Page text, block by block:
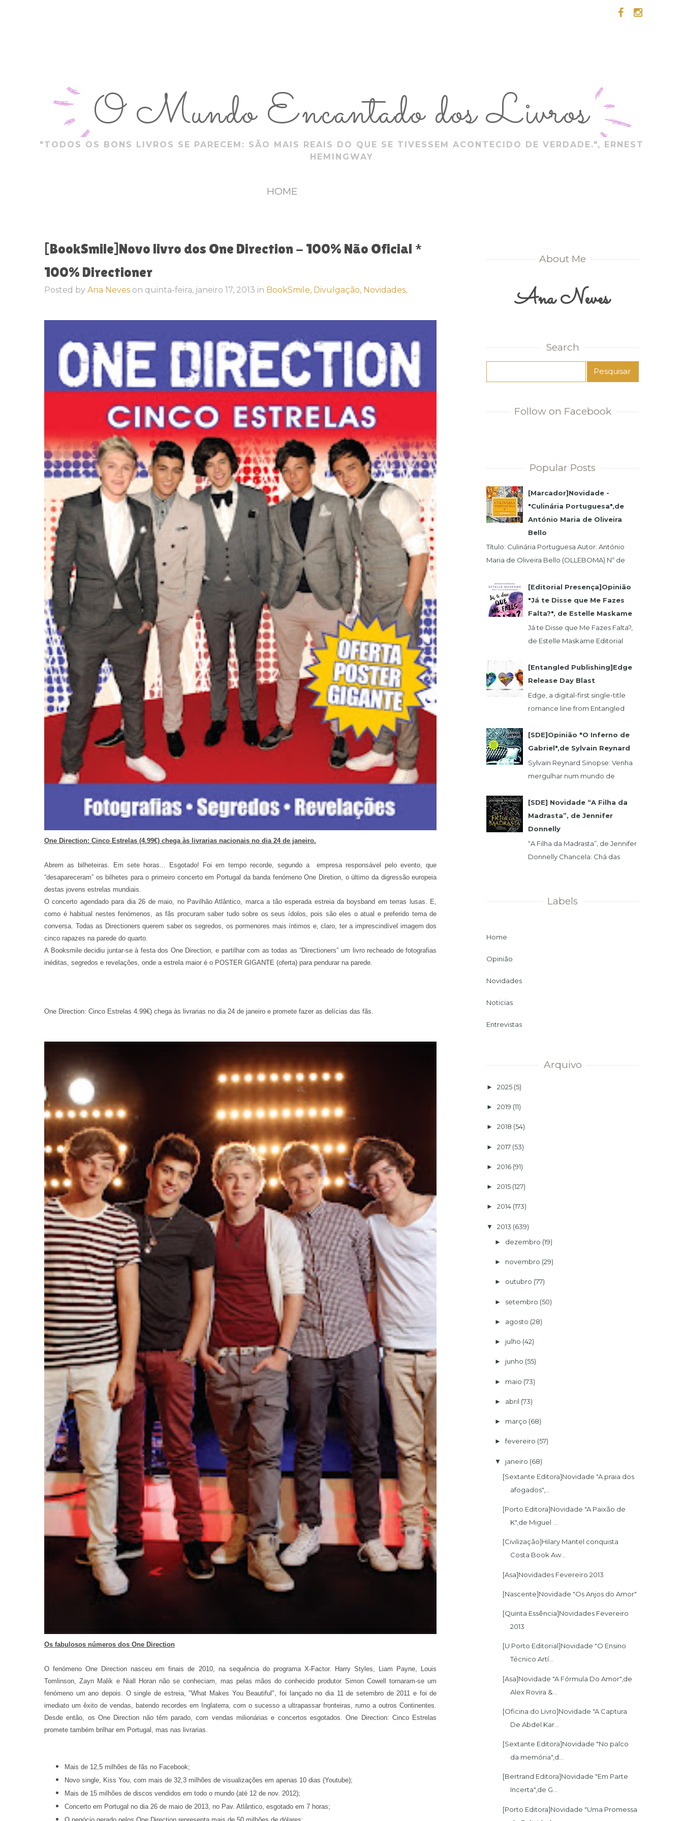
O Mundo Encantado dos Livros
"TODOS OS BONS LIVROS SE PARECEM: SÃO MAIS REAIS DO QUE SE TIVESSEM ACONTECIDO DE VERDADE.", ERNEST
HEMINGWAY
HOME
[BookSmile]Novo livro dos One Direction - 100% Não Oficial *
Posted by Ana Neves on quinta-feira, janeiro 17, 2013 in BookSmile, Divulgação, Novidades,
One Direction: Cinco Estrelas (4.99€) chega às livrarias nacionais no dia 24 de janeiro.
Abrem as bilheteiras. Em sete horas... Esgotado! Foi em tempo recorde, segundo a empresa responsável pelo evento, que
“desapareceram” os bilhetes para o primeiro concerto em Portugal da banda fenómeno One Diretion, o último da digressão europeia
destas jovens estrelas mundiais.
O concerto agendado para dia 26 de maio, no Pavilhão Atlântico, marca a tão esperada estreia da boysband em terras lusas. E,
como é habitual nestes fenómenos, as fãs procuram saber tudo sobre os seus ídolos, pois são eles o atual e preferido tema de
conversa. Todas as Directioners querem saber os segredos, os pormenores mais íntimos e, claro, ter a imprescindível imagem dos
cinco rapazes na parede do quarto.
A Booksmile decidiu juntar-se à festa dos One Direction, e partilhar com as todas as “Directioners” um livro recheado de fotografias
inéditas, segredos e revelações, onde a estrela maior é o POSTER GIGANTE (oferta) para pendurar na parede.
One Direction: Cinco Estrelas 4.99€) chega às livrarias no dia 24 de janeiro e promete fazer as delícias das fãs.
Os fabulosos números dos One Direction
O fenómeno One Direction nasceu em finais de 2010, na sequência do programa X-Factor. Harry Styles, Liam Payne, Louis
Tomlinson, Zayn Malik e Niall Horan não se conheciam, mas pelas mãos do conhecido produtor Simon Cowell tornaram-se um
fenómeno um ano depois. O single de estreia, "What Makes You Beautiful", foi lançado no dia 11 de setembro de 2011 e foi de
imediato um êxito de vendas, batendo recordes em Inglaterra, com o sucesso a ultrapassar fronteiras, rumo a outros Continentes.
Desde então, os One Direction não têm parado, com vendas milionárias e concertos esgotados. One Direction: Cinco Estrelas
promete também brilhar em Portugal, mas nas livrarias.
Mais de 12,5 milhões de fãs no Facebook;
Novo single, Kiss You, com mais de 32,3 milhões de visualizações em apenas 10 dias (Youtube);
Mais de 15 milhões de discos vendidos em todo o mundo (até 12 de nov. 2012);
Concerto em Portugal no dia 26 de maio de 2013, no Pav. Atlântico, esgotado em 7 horas;
About Me
Ana Neves
Search
Follow on Facebook
Popular Posts
[Marcador]Novidade -
"Culinária Portuguesa",de
António Maria de Oliveira
Bello
Título: Culinária Portuguesa Autor: António
Maria de Oliveira Bello (OLLEBOMA) Nº de
[Editorial Presença]Opinião
"Já te Disse que Me Fazes
Falta?", de Estelle Maskame
Já te Disse que Me Fazes Falta?,
de Estelle Maskame Editorial
Uma última oportunidade para o
amor. P...
[Entangled Publishing]Edge
Release Day Blast
Edge, a digital-first single-title
romance line from Entangled
popular Select imprint but gives
its...
[SDE]Opinião "O Inferno de
Gabriel",de Sylvain Reynard
Sylvain Reynard Sinopse: Venha
mergulhar num mundo de
sem limites....
[SDE] Novidade “A Filha da
Madrasta”, de Jennifer
Donnelly
“A Filha da Madrasta”, de Jennifer
Donnelly Chancela: Chá das
Labels
Home
Opinião
Novidades
Noticias
Entrevistas
Arquivo
► 2025 (5)
► 2019 (11)
► 2018 (54)
► 2017 (53)
► 2016 (91)
► 2015 (127)
► 2014 (173)
▼ 2013 (639)
► dezembro (19)
► novembro (29)
► outubro (77)
► setembro (50)
► agosto (28)
► julho (42)
► junho (55)
► maio (73)
► abril (73)
► março (68)
►fevereiro (57)
▼ janeiro (68)
[Sextante Editora]Novidade "A praia dos
afogados",...
[Porto Editora]Novidade "A Paixão de
K",de Miguel ...
[Civilização]Hilary Mantel conquista
Costa Book Aw...
[Asa]Novidades Fevereiro 2013
[Nascente]Novidade "Os Anjos do Amor‏"
[Quinta Essência]Novidades Fevereiro
2013
[U.Porto Editorial]Novidade "O Ensino
Técnico Artí...
[Asa]Novidade "A Fórmula Do Amor",de
Alex Rovira &...
[Oficina do Livro]Novidade "A Captura
De Abdel Kar...
[Sextante Editora]Novidade "No palco
da memória",d...
[Bertrand Editora]Novidade "Em Parte
Incerta",de G...
[Porto Editora]Novidade "Uma Promessa